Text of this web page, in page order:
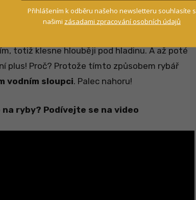
totiž klesne hlouběji pod hladinu. A až poté
plus! Proč? Protože tímto způsobem rybář
vodním sloupci. Palec nahoru!
ryby? Podívejte se na video
Přihlášením k odběru našeho newsletteru souhlasíte s
našimi zásadami zpracování osobních údajů